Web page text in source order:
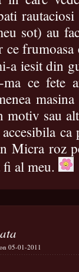
sot) au
ce
a iesit din
ce fete
sau
Micra roz
al meu.
05-01-2011